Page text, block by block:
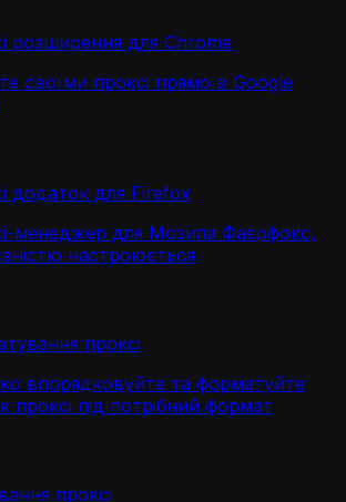
розширення для Chrome
своїми проксі прямо в Google
додаток для Firefox
менеджер для Мозила Фаєрфокс,
настроюється
проксі
впорядковуйте та форматуйте
проксі під потрібний формат
проксі